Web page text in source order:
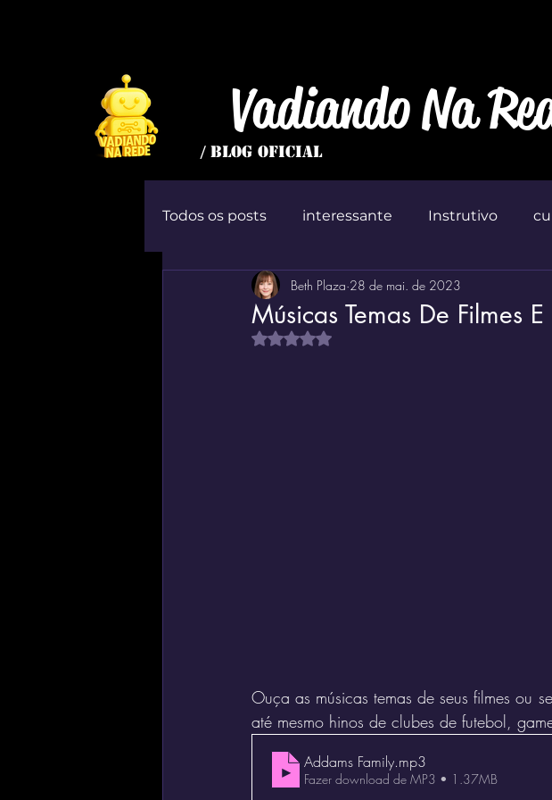
Vadiando Na
/ BLOG OFICIAL
Todos os posts interessante Instrutivo
Jogo ócio Marketin'
Músicas Temas De Filmes
Beth Plaza 28 de mai. de 2023
Avaliado com NaN de 5 estrelas.
Ouça as músicas temas de seus filmes ou
até mesmo hinos de clubes de futebol,
Addams Family.mp3
Fazer download de MP3 • 1.37MB